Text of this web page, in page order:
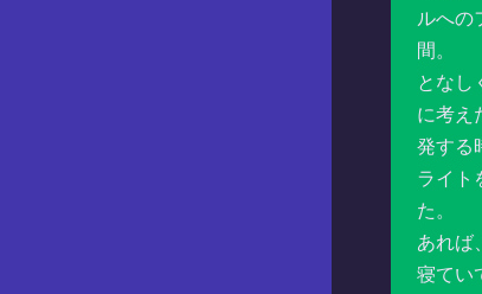
ルへの
間。
となし
に考
発する
ライ
た。
あれば
寝てい